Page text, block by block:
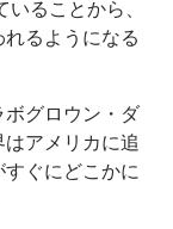
ることから、
るようになる
グロウン・ダ
アメリカに追
ぐにどこかに